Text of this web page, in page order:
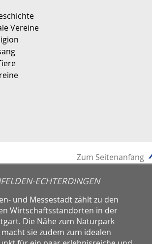
Vereine
Zum Seitenanfang
ECHTERDINGEN
und Messestadt zählt zu den
Wirtschaftsstandorten in der
Die Nähe zum Naturpark
sie zudem zum idealen